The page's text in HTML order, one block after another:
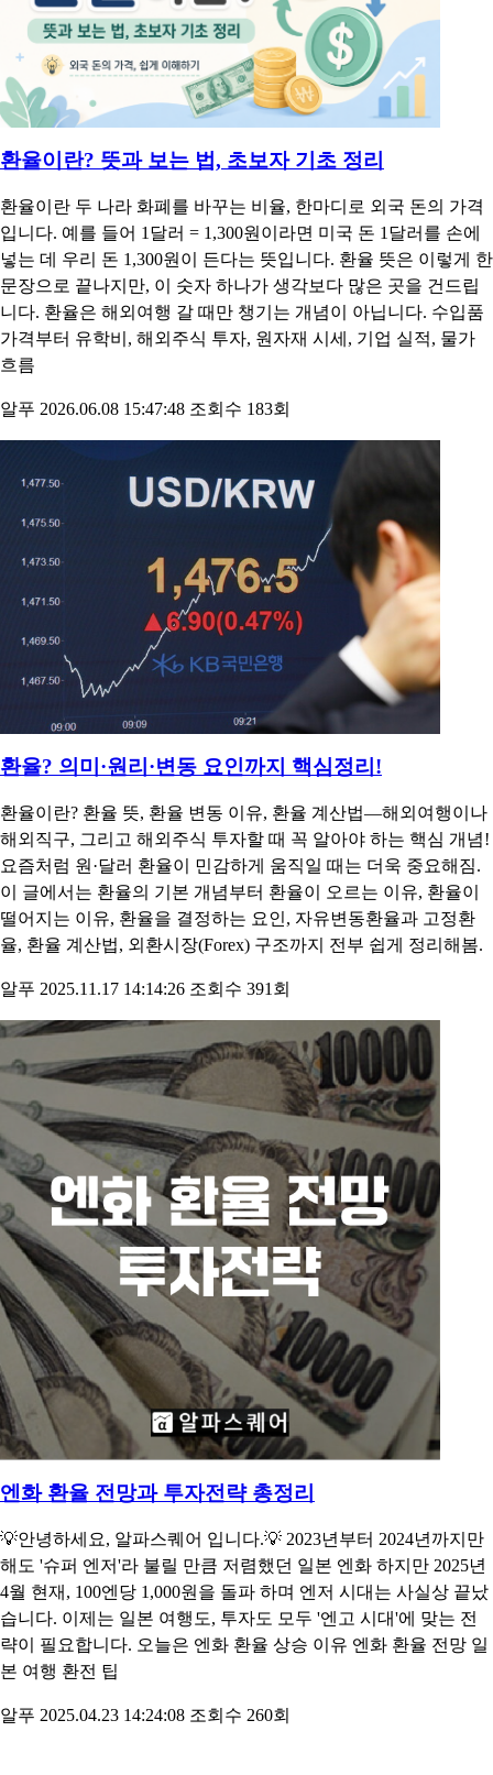
환율이란? 뜻과 보는 법, 초보자 기초 정리
환율이란 두 나라 화폐를 바꾸는 비율, 한마디로 외국 돈의 가격
입니다. 예를 들어 1달러 = 1,300원이라면 미국 돈 1달러를 손에
넣는 데 우리 돈 1,300원이 든다는 뜻입니다. 환율 뜻은 이렇게 한
문장으로 끝나지만, 이 숫자 하나가 생각보다 많은 곳을 건드립
니다. 환율은 해외여행 갈 때만 챙기는 개념이 아닙니다. 수입품
가격부터 유학비, 해외주식 투자, 원자재 시세, 기업 실적, 물가
흐름
알푸 2026.06.08 15:47:48 조회수 183회
환율? 의미·원리·변동 요인까지 핵심정리!
환율이란? 환율 뜻, 환율 변동 이유, 환율 계산법—해외여행이나
해외직구, 그리고 해외주식 투자할 때 꼭 알아야 하는 핵심 개념!
요즘처럼 원·달러 환율이 민감하게 움직일 때는 더욱 중요해짐.
이 글에서는 환율의 기본 개념부터 환율이 오르는 이유, 환율이
떨어지는 이유, 환율을 결정하는 요인, 자유변동환율과 고정환
율, 환율 계산법, 외환시장(Forex) 구조까지 전부 쉽게 정리해봄.
알푸 2025.11.17 14:14:26 조회수 391회
엔화 환율 전망과 투자전략 총정리
💡안녕하세요, 알파스퀘어 입니다.💡 2023년부터 2024년까지만
해도 '슈퍼 엔저'라 불릴 만큼 저렴했던 일본 엔화 하지만 2025년
4월 현재, 100엔당 1,000원을 돌파 하며 엔저 시대는 사실상 끝났
습니다. 이제는 일본 여행도, 투자도 모두 '엔고 시대'에 맞는 전
략이 필요합니다. 오늘은 엔화 환율 상승 이유 엔화 환율 전망 일
본 여행 환전 팁
알푸 2025.04.23 14:24:08 조회수 260회